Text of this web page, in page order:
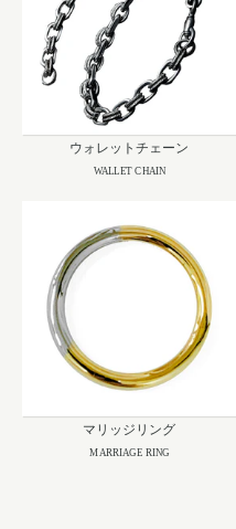
ウォレットチェーン
WALLET CHAIN
マリッジリング
MARRIAGE RING